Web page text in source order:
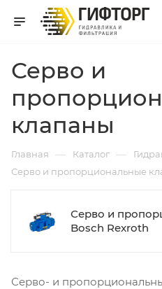
Серво и
клапаны
Главная — Каталог —
Серво и пропорциональные
Серво и
Bosch Rexroth
Серво- и